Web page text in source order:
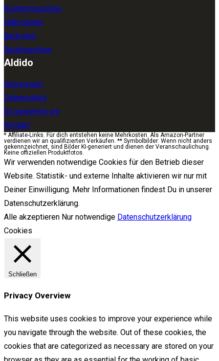
Küchenmaschine
Mähroboter
Backofen
Spülmaschine
Aldido
Impressum
Datenschutz
So bewerten wir
Kontakt
* Affiliate-Links. Für dich entstehen keine Mehrkosten. Als Amazon-Partner
verdienen wir an qualifizierten Verkäufen. ** Symbolbilder: Wenn nicht anders
gekennzeichnet, sind Bilder KI-generiert und dienen der Veranschaulichung.
Keine offiziellen Produktfotos.
Wir verwenden notwendige Cookies für den Betrieb dieser
Website. Statistik- und externe Inhalte aktivieren wir nur mit
Deiner Einwilligung. Mehr Informationen findest Du in unserer
Datenschutzerklärung.
Alle akzeptieren Nur notwendige Datenschutzerklärung
Cookies
Schließen
Privacy Overview
This website uses cookies to improve your experience while
you navigate through the website. Out of these cookies, the
cookies that are categorized as necessary are stored on your